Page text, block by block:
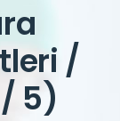
/
5)